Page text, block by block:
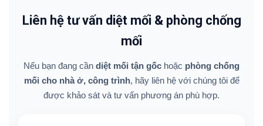
Liên hệ tư vấn diệt mối & phòng chống
mối
Nếu bạn đang cần diệt mối tận gốc hoặc phòng chống
mối cho nhà ở, công trình, hãy liên hệ với chúng tôi để
được khảo sát và tư vấn phương án phù hợp.